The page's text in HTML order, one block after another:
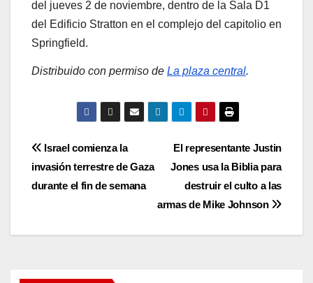
del jueves 2 de noviembre, dentro de la Sala D1
del Edificio Stratton en el complejo del capitolio en
Springfield.
Distribuido con permiso de La plaza central.
Post
navigation
El representante Justin
Jones usa la Biblia para
destruir el culto a las
armas de Mike Johnson
Israel comienza la
invasión terrestre de Gaza
durante el fin de semana